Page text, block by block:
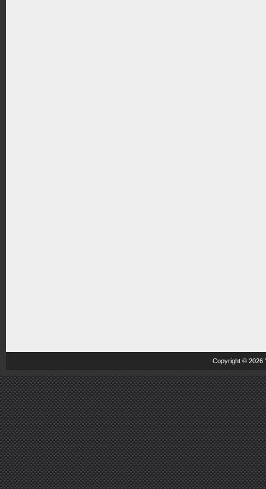
Copyright © 2026